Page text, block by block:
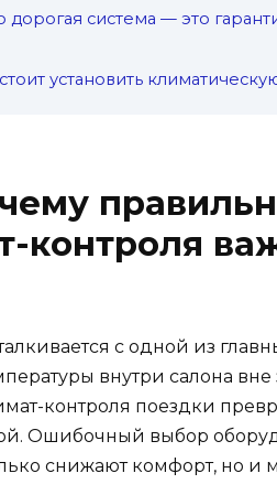
дорогая система — это
установить
контроля
с одной из
внутри салона вне
контроля поездки
Ошибочный выбор
снижают комфорт, но и